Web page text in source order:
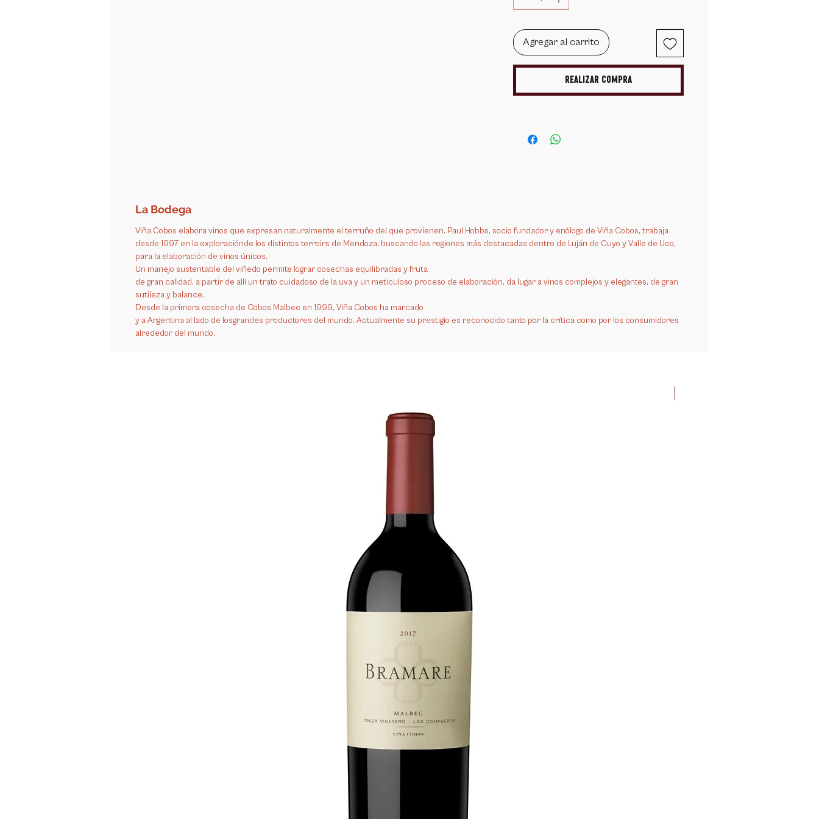
notas de cereza y ciruela fresca con notas
florales sutiles a rosas. En boca es redondo y
amplio con un final goloso y persistente.
Agregar al carrito
Realizar compra
La Bodega
Viña Cobos elabora vinos que expresan naturalmente el terruño del que provienen. Paul Hobbs, socio fundador y enólogo de Viña Cobos, trabaja
desde 1997 en la exploraciónde los distintos terroirs de Mendoza, buscando las regiones más destacadas dentro de Luján de Cuyo y Valle de Uco,
para la elaboración de vinos únicos.
Un manejo sustentable del viñedo permite lograr cosechas equilibradas y fruta
de gran calidad, a partir de allí un trato cuidadoso de la uva y un meticuloso proceso de elaboración, da lugar a vinos complejos y elegantes, de gran
sutileza y balance.
Desde la primera cosecha de Cobos Malbec en 1999, Viña Cobos ha marcado
y a Argentina al lado de losgrandes productores del mundo. Actualmente su prestigio es reconocido tanto por la crítica como por los consumidores
alrededor del mundo.